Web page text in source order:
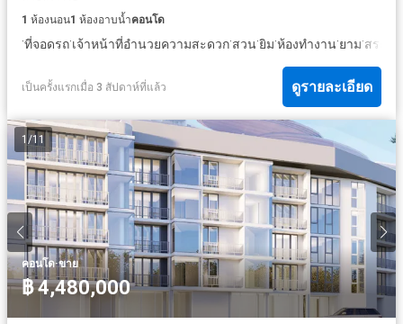
1 ห้องนอน1 ห้องอาบน้ำคอนโด
·ที่จอดรถ·เจ้าหน้าที่อำนวยความสะดวก·สวน·ยิม·ห้องทำงาน·ยาม·สระว่
เป็นครั้งแรกเมื่อ 3 สัปดาห์ที่แล้ว ดูรายละเอียด
1 /11
คอนโด·ขาย
฿ 4,480,000